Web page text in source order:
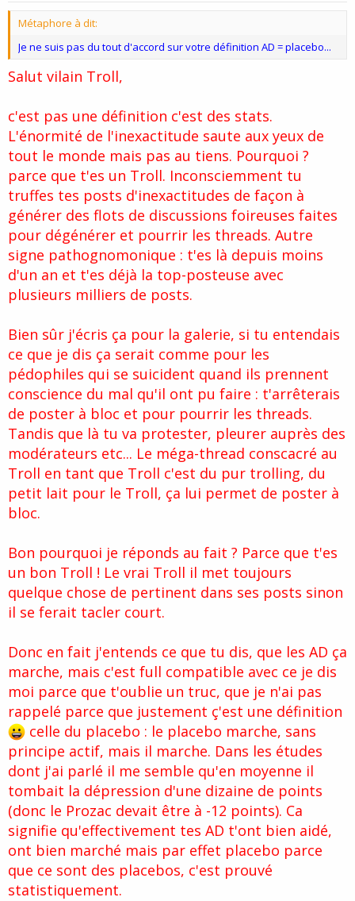
Métaphore à dit:
Je ne suis pas du tout d'accord sur votre définition AD = placebo...
Salut vilain Troll,
c'est pas une définition c'est des stats.
L'énormité de l'inexactitude saute aux yeux de
tout le monde mais pas au tiens. Pourquoi ?
parce que t'es un Troll. Inconsciemment tu
truffes tes posts d'inexactitudes de façon à
générer des flots de discussions foireuses faites
pour dégénérer et pourrir les threads. Autre
signe pathognomonique : t'es là depuis moins
d'un an et t'es déjà la top-posteuse avec
plusieurs milliers de posts.
Bien sûr j'écris ça pour la galerie, si tu entendais
ce que je dis ça serait comme pour les
pédophiles qui se suicident quand ils prennent
conscience du mal qu'il ont pu faire : t'arrêterais
de poster à bloc et pour pourrir les threads.
Tandis que là tu va protester, pleurer auprès des
modérateurs etc... Le méga-thread conscacré au
Troll en tant que Troll c'est du pur trolling, du
petit lait pour le Troll, ça lui permet de poster à
bloc.
Bon pourquoi je réponds au fait ? Parce que t'es
un bon Troll ! Le vrai Troll il met toujours
quelque chose de pertinent dans ses posts sinon
il se ferait tacler court.
Donc en fait j'entends ce que tu dis, que les AD ça
marche, mais c'est full compatible avec ce je dis
moi parce que t'oublie un truc, que je n'ai pas
rappelé parce que justement ç'est une définition
celle du placebo : le placebo marche, sans
principe actif, mais il marche. Dans les études
dont j'ai parlé il me semble qu'en moyenne il
tombait la dépression d'une dizaine de points
(donc le Prozac devait être à -12 points). Ca
signifie qu'effectivement tes AD t'ont bien aidé,
ont bien marché mais par effet placebo parce
que ce sont des placebos, c'est prouvé
statistiquement.